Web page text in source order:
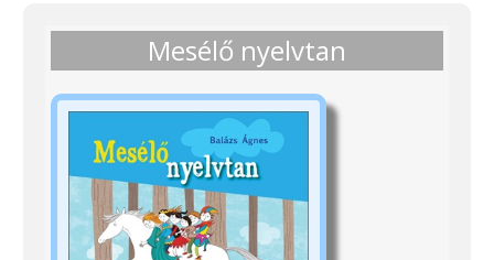
Mesélő nyelvtan